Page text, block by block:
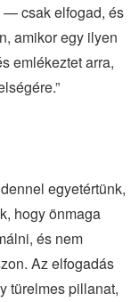
— csak elfogad, és
amikor egy ilyen
emlékeztet arra,
egyetértünk,
hogy önmaga
és nem
Az elfogadás
türelmes pillanat,